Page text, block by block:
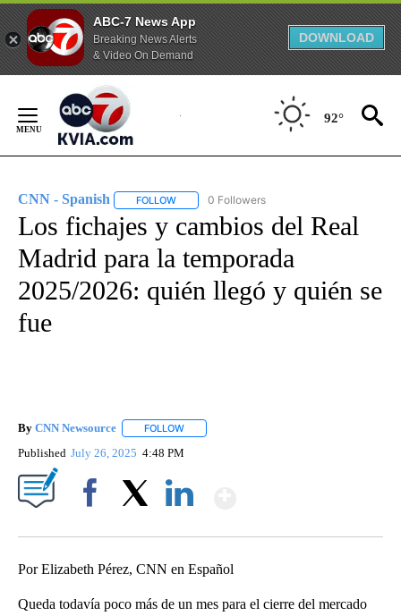
ABC-7 News App
Breaking News Alerts
& Video On Demand
DOWNLOAD
Content
92°
CNN - Spanish FOLLOW FOLLOW "CNN - SPANISH" TO RECEIVE
0 Followers
Los fichajes y cambios del Real
Madrid para la temporada
2025/2026: quién llegó y quién se
fue
By CNN Newsource FOLLOW
Published July 26, 2025 4:48 PM
Por Elizabeth Pérez, CNN en Español
Queda todavía poco más de un mes para el cierre del mercado